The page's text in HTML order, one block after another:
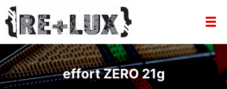
メ
effort ZERO 21g